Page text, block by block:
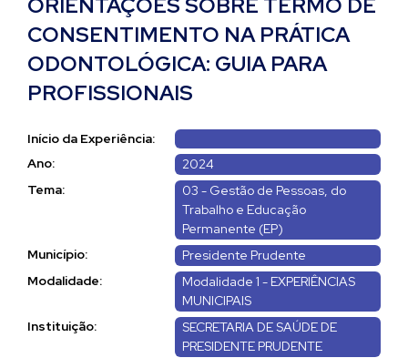
ORIENTAÇÕES SOBRE TERMO DE
CONSENTIMENTO NA PRÁTICA
ODONTOLÓGICA: GUIA PARA
PROFISSIONAIS
Início da Experiência:
Ano:
2024
Tema:
03 - Gestão de Pessoas, do
Trabalho e Educação
Permanente (EP)
Município:
Presidente Prudente
Modalidade:
Modalidade 1 - EXPERIÊNCIAS
MUNICIPAIS
Instituição:
SECRETARIA DE SAÚDE DE
PRESIDENTE PRUDENTE